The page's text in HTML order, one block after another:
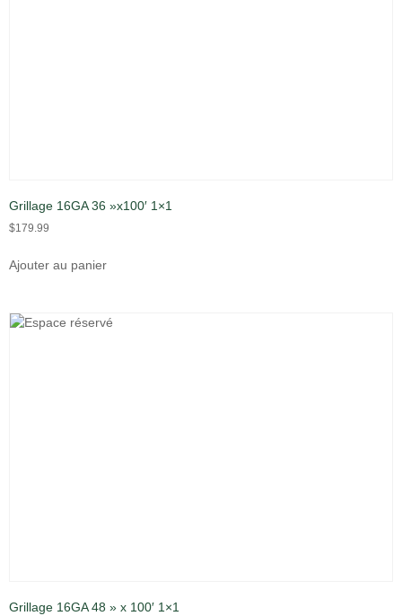
Grillage 16GA 36 »x100′ 1×1
$179.99
Ajouter au panier
Grillage 16GA 48 » x 100′ 1×1